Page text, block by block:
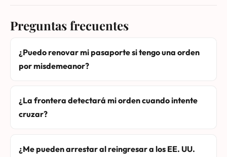
Preguntas frecuentes
¿Puedo renovar mi pasaporte si tengo una orden
por misdemeanor?
¿La frontera detectará mi orden cuando intente
cruzar?
¿Me pueden arrestar al reingresar a los EE. UU.